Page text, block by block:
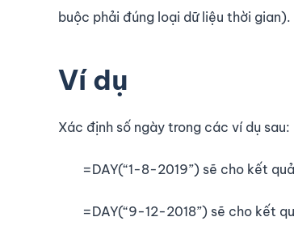
buộc phải đúng loại dữ liệu thời gian).
Ví dụ
Xác định số ngày trong các ví dụ sau:
=DAY(“1-8-2019”) sẽ cho kết
=DAY(“9-12-2018”) sẽ cho kết